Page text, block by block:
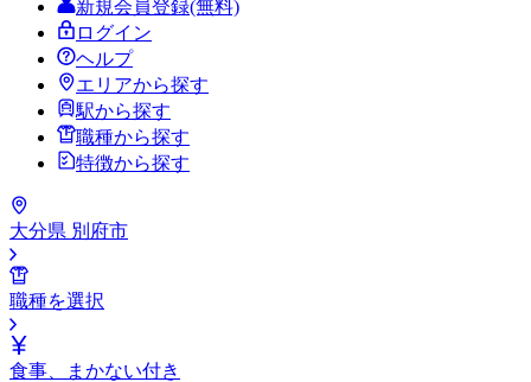
新規会員登録(無料)
ログイン
ヘルプ
エリアから探す
駅から探す
職種から探す
特徴から探す
大分県 別府市
職種を選択
食事、まかない付き